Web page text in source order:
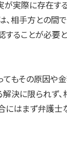
実際に存在す
相手方との間
ることが必要と
もその原因や金
決に限られず
はまず弁護士